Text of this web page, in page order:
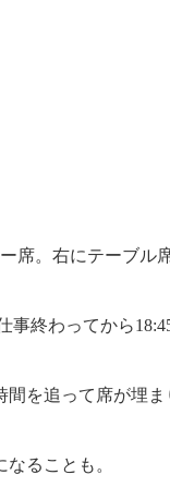
席。右にテーブル
終わってから
を追って席が埋ま
ることも。